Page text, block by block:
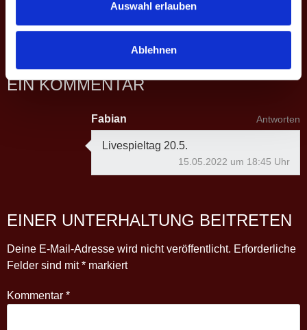
Auswahl erlauben
Ablehnen
Lisa Mölder ♀
4MP 8 -4 45.7
EIN KOMMENTAR
Fabian
15.05.2022 um 18:45 Uhr
Livespieltag 20.5.
Antworten
EINER UNTERHALTUNG BEITRETEN
Deine E-Mail-Adresse wird nicht veröffentlicht. Erforderliche
Felder sind mit* markiert
Kommentar *